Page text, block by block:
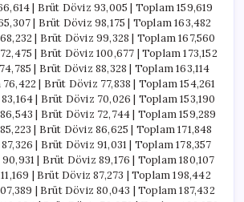
| Brüt Döviz 93,005 | Toplam 159,619
| Brüt Döviz 98,175 | Toplam 163,482
| Brüt Döviz 99,328 | Toplam 167,560
| Brüt Döviz 100,677 | Toplam 173,152
| Brüt Döviz 88,328 | Toplam 163,114
| Brüt Döviz 77,838 | Toplam 154,261
| Brüt Döviz 70,026 | Toplam 153,190
| Brüt Döviz 72,744 | Toplam 159,289
| Brüt Döviz 86,625 | Toplam 171,848
| Brüt Döviz 91,031 | Toplam 178,357
| Brüt Döviz 89,176 | Toplam 180,107
| Brüt Döviz 87,273 | Toplam 198,442
| Brüt Döviz 80,043 | Toplam 187,432